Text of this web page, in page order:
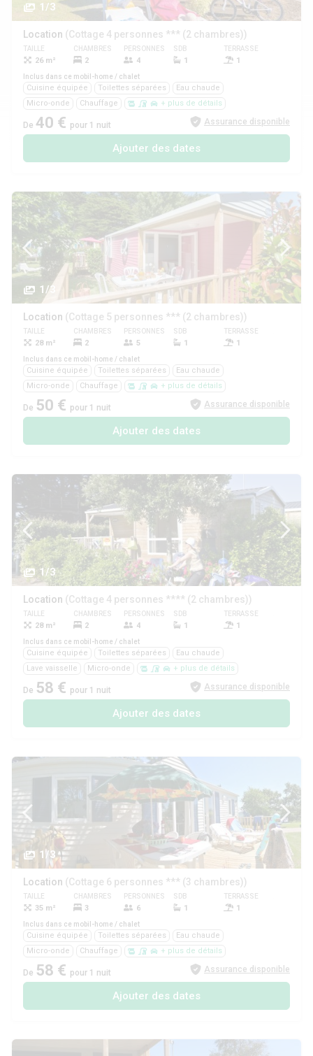
1/3
Location (Cottage 4 personnes *** (2 chambres))
TAILLE
26 m²
CHAMBRES
2
PERSONNES
4
SDB
1
TERRASSE
1
Inclus dans ce mobil-home / chalet
Cuisine équipée Toilettes séparées
Eau chaude
Micro-onde
Chauffage + plus de détails
De 40 € pour 1 nuit Assurance disponible
Ajouter des dates
1/3
Location (Cottage 5 personnes *** (2 chambres))
TAILLE
28 m²
CHAMBRES
2
PERSONNES
5
SDB
1
TERRASSE
1
Inclus dans ce mobil-home / chalet
Cuisine équipée Toilettes séparées
Eau chaude
Micro-onde
Chauffage + plus de détails
De 50 € pour 1 nuit Assurance disponible
Ajouter des dates
1/3
Location (Cottage 4 personnes **** (2 chambres))
TAILLE
28 m²
CHAMBRES
2
PERSONNES
4
SDB
1
TERRASSE
1
Inclus dans ce mobil-home / chalet
Cuisine équipée Toilettes séparées
Eau chaude
Lave vaisselle
Micro-onde + plus de détails
De 58 € pour 1 nuit Assurance disponible
Ajouter des dates
1/3
Location (Cottage 6 personnes *** (3 chambres))
TAILLE
35 m²
CHAMBRES
3
PERSONNES
6
SDB
1
TERRASSE
1
Inclus dans ce mobil-home / chalet
Cuisine équipée Toilettes séparées
Eau chaude
Micro-onde
Chauffage + plus de détails
De 58 € pour 1 nuit Assurance disponible
Ajouter des dates